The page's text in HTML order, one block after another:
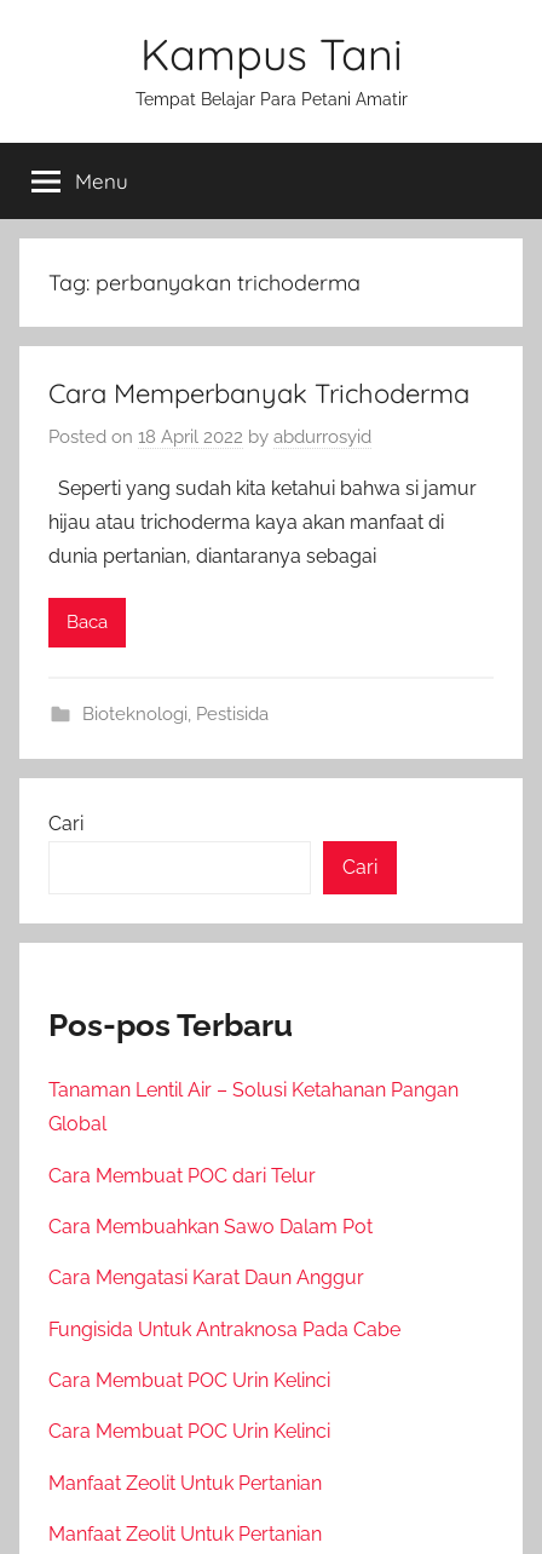
Kampus Tani
Tempat Belajar Para Petani Amatir
Menu
Tag: perbanyakan trichoderma
Cara Memperbanyak Trichoderma
Posted on 18 April 2022 by abdurrosyid
Seperti yang sudah kita ketahui bahwa si jamur
hijau atau trichoderma kaya akan manfaat di
dunia pertanian, diantaranya sebagai
Baca
Bioteknologi Pestisida
Cari
Cari
Pos-pos Terbaru
Tanaman Lentil Air – Solusi Ketahanan Pangan
Global
Cara Membuat POC dari Telur
Cara Membuahkan Sawo Dalam Pot
Cara Mengatasi Karat Daun Anggur
Fungisida Untuk Antraknosa Pada Cabe
Cara Membuat POC Urin Kelinci
Cara Membuat POC Urin Kelinci
Manfaat Zeolit Untuk Pertanian
Manfaat Zeolit Untuk Pertanian